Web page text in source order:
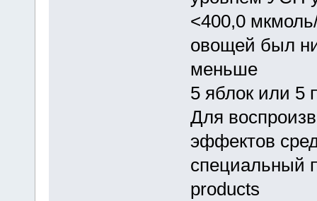
<400,0
овощей был
меньше
5 яблок или 5
Для
эффектов
специальный
products